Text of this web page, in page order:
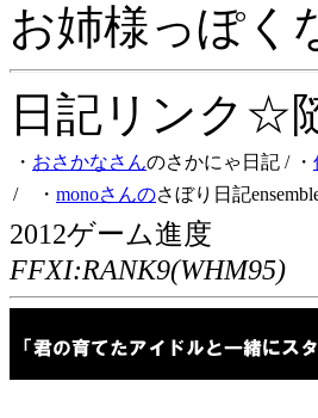
お姉様っぽく
日記リンク☆
・ おさかなさんのさかにゃ日記 / ・
/ ・ monoさんのさぼり日記
2012ゲーム進度
FFXI:RANK9(WHM95)